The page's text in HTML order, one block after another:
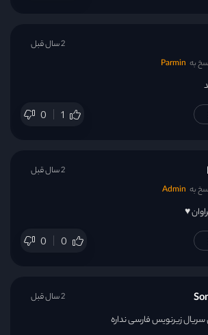
به Parmin
0 1
2 سال قبل
به Admin
♥️
0 0
2 سال قبل
سریال زیرنویس فارسی نداره
2 سال قبل